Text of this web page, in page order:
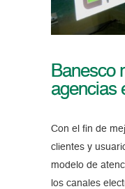
Banesco
agencias
Con el fin de
clientes y
modelo de
los canales